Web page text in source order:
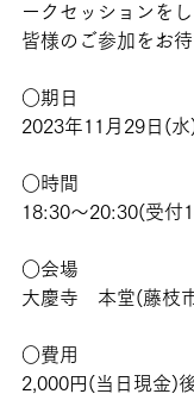
ークセッションを
皆様のご参加をお
○期日
2023年11月29日(水
○時間
18:30～20:30(受付
○会場
大慶寺　本堂(藤枝
○費用
2,000円(当日現金)